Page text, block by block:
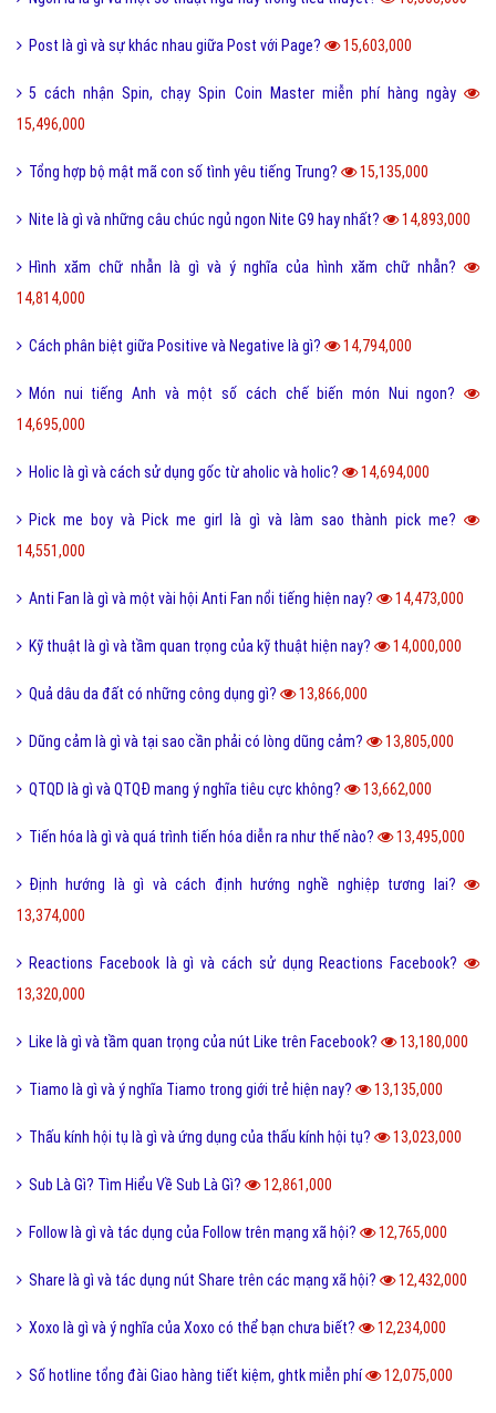
Post là gì và sự khác nhau giữa Post với Page? 15,603,000
5 cách nhận Spin, chạy Spin Coin Master miễn phí hàng ngày
15,496,000
Tổng hợp bộ mật mã con số tình yêu tiếng Trung? 15,135,000
Nite là gì và những câu chúc ngủ ngon Nite G9 hay nhất? 14,893,000
Hình xăm chữ nhẫn là gì và ý nghĩa của hình xăm chữ nhẫn?
14,814,000
Cách phân biệt giữa Positive và Negative là gì? 14,794,000
Món nui tiếng Anh và một số cách chế biến món Nui ngon?
14,695,000
Holic là gì và cách sử dụng gốc từ aholic và holic? 14,694,000
Pick me boy và Pick me girl là gì và làm sao thành pick me?
14,551,000
Anti Fan là gì và một vài hội Anti Fan nổi tiếng hiện nay? 14,473,000
Kỹ thuật là gì và tầm quan trọng của kỹ thuật hiện nay? 14,000,000
Quả dâu da đất có những công dụng gì? 13,866,000
Dũng cảm là gì và tại sao cần phải có lòng dũng cảm? 13,805,000
QTQD là gì và QTQĐ mang ý nghĩa tiêu cực không? 13,662,000
Tiến hóa là gì và quá trình tiến hóa diễn ra như thế nào? 13,495,000
Định hướng là gì và cách định hướng nghề nghiệp tương lai?
13,374,000
Reactions Facebook là gì và cách sử dụng Reactions Facebook?
13,320,000
Like là gì và tầm quan trọng của nút Like trên Facebook? 13,180,000
Tiamo là gì và ý nghĩa Tiamo trong giới trẻ hiện nay? 13,135,000
Thấu kính hội tụ là gì và ứng dụng của thấu kính hội tụ? 13,023,000
Sub Là Gì? Tìm Hiểu Về Sub Là Gì? 12,861,000
Follow là gì và tác dụng của Follow trên mạng xã hội? 12,765,000
Share là gì và tác dụng nút Share trên các mạng xã hội? 12,432,000
Xoxo là gì và ý nghĩa của Xoxo có thể bạn chưa biết? 12,234,000
Số hotline tổng đài Giao hàng tiết kiệm, ghtk miễn phí 12,075,000